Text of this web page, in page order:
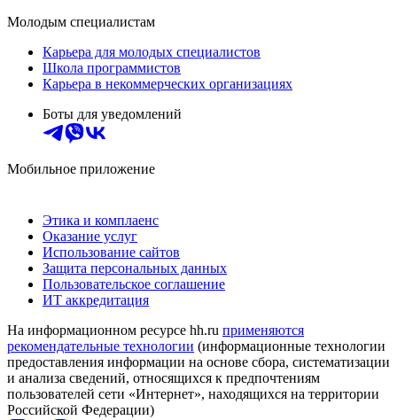
Молодым специалистам
Карьера для молодых специалистов
Школа программистов
Карьера в некоммерческих организациях
Боты для уведомлений
Мобильное приложение
Этика и комплаенс
Оказание услуг
Использование сайтов
Защита персональных данных
Пользовательское соглашение
ИТ аккредитация
На информационном ресурсе hh.ru применяются
рекомендательные технологии (информационные технологии
предоставления информации на основе сбора, систематизации
и анализа сведений, относящихся к предпочтениям
пользователей сети «Интернет», находящихся на территории
Российской Федерации)